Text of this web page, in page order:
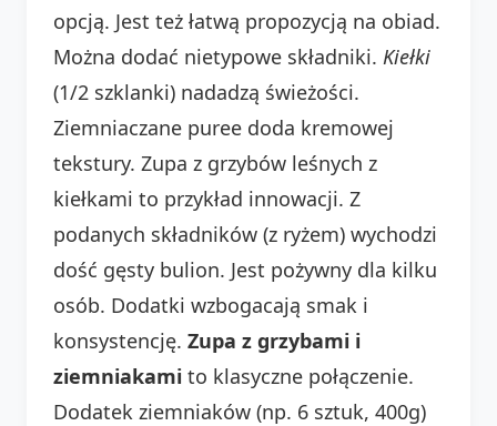
opcją. Jest też łatwą propozycją na obiad.
Można dodać nietypowe składniki. Kiełki
(1/2 szklanki) nadadzą świeżości.
Ziemniaczane puree doda kremowej
tekstury. Zupa z grzybów leśnych z
kiełkami to przykład innowacji. Z
podanych składników (z ryżem) wychodzi
dość gęsty bulion. Jest pożywny dla kilku
osób. Dodatki wzbogacają smak i
konsystencję. Zupa z grzybami i
ziemniakami to klasyczne połączenie.
Dodatek ziemniaków (np. 6 sztuk, 400g)